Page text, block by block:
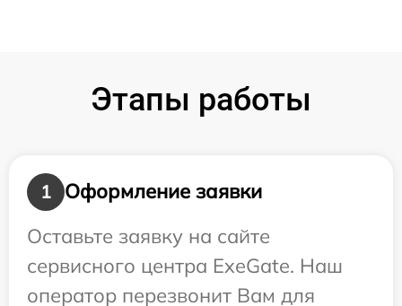
Этапы работы
1
Оформление заявки
Оставьте заявку на сайте
сервисного центра ExeGate. Наш
оператор перезвонит Вам для